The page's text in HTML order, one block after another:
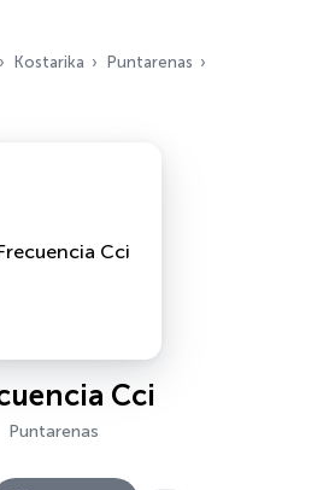
Kostarika
Puntarenas
Cci
Puntarenas